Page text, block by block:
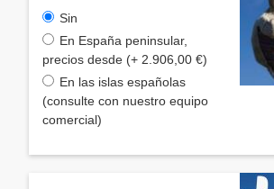
Sin
En España peninsular,
precios desde (+ 2.906,00 €)
En las islas españolas
(consulte con nuestro equipo
comercial)